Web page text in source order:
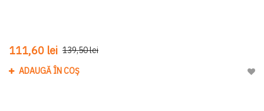
111,60 lei 139,50 lei
ADAUGĂ ÎN COȘ